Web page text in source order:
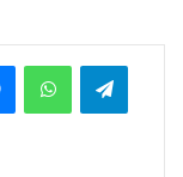
MessengerWhatsAppTelegram